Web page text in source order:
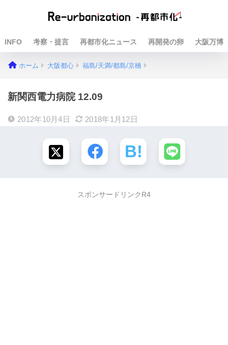
INFO 考察・提言 再都市化ニュース 再開発の卵 大阪万博
ホーム 大阪都心 福島/天満/都島/京橋
新関西電力病院 12.09
2012年10月4日 2018年1月12日
スポンサードリンクR4